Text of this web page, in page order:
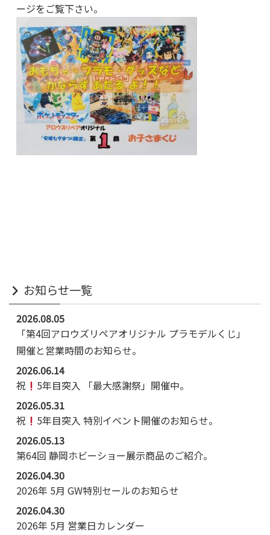
ージをご覧下さい。
お知らせ一覧
2026.08.05
「第4回アロウズリペアオリジナル プラモデルくじ」
開催と営業時間のお知らせ。
2026.06.14
祝
5年目突入 「最大感謝祭」開催中。
2026.05.31
祝
5年目突入 特別イベント開催のお知らせ。
2026.05.13
第64回 静岡ホビーショー展示商品のご紹介。
2026.04.30
2026年 5月 GW特別セールのお知らせ
2026.04.30
2026年 5月 営業日カレンダー